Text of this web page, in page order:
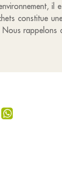
il
constitue